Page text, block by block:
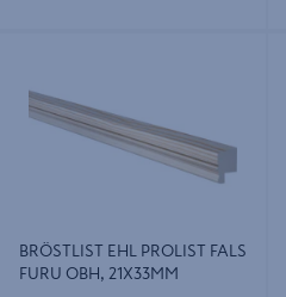
BRÖSTLIST EHL PROLIST FALS
FURU OBH, 21X33MM